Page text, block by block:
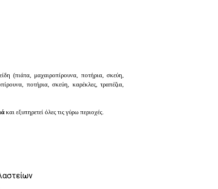
(πιάτα, μαχαιροπίρουνα, ποτήρια, σκεύη,
ποτήρια, σκεύη, καρέκλες, τραπέζια,
και εξυπηρετεί όλες τις γύρω περιοχές.